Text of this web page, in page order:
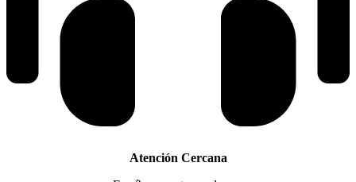
Atención Cercana